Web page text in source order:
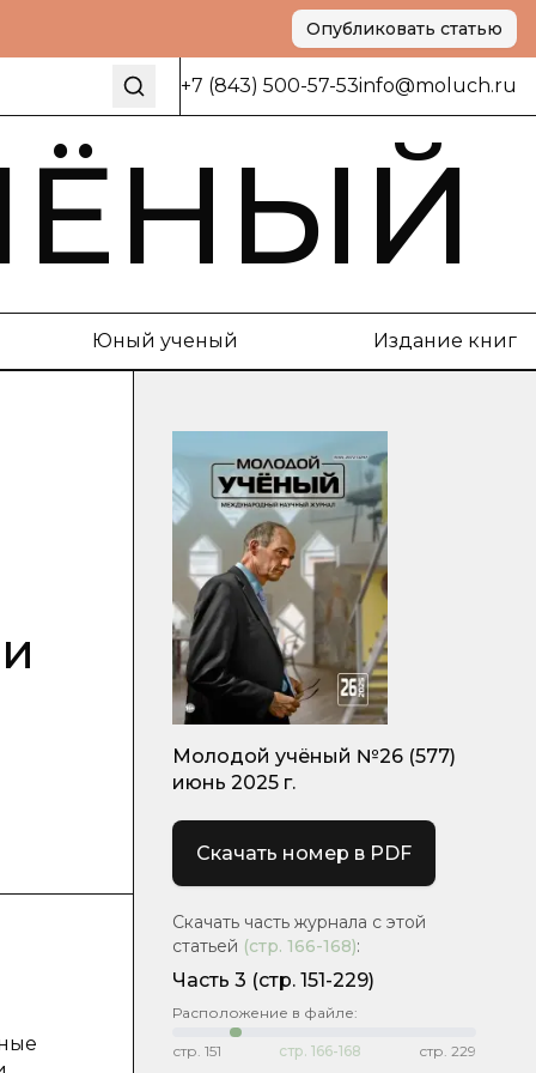
Опубликовать статью
+7 (843) 500-57-53info@moluch.ru
Юный ученый Издание книг
Молодой учёный №26 (577)
июнь 2025 г.
Скачать номер в PDF
Скачать часть журнала с этой
статьей (стр. 166-168):
Часть 3 (стр. 151-229)
Расположение в файле:
стр. 151 стр. 166-168 стр. 229